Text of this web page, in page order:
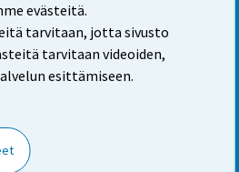
evästeitä.
tarvitaan, jotta sivusto
tarvitaan videoiden,
esittämiseen.